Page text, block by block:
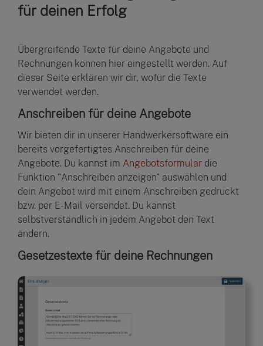
für deinen Erfolg
Übergreifende Texte für deine Angebote und
Rechnungen können hier eingestellt werden. Auf
dieser Seite erklären wir dir, wofür die Texte
verwendet werden.
Anschreiben für deine Angebote
Wir bieten dir in unserer Handwerkersoftware ein
bereits vorgefertigtes Anschreiben für deine
Angebote. Du kannst im Angebotsformular die
Funktion "Anschreiben anzeigen" auswählen und
dein Angebot wird mit einem Anschreiben gedruckt
bzw. per E-Mail versendet. Du kannst
selbstverständlich in jedem Angebot den Text
ändern.
Gesetzestexte für deine Rechnungen